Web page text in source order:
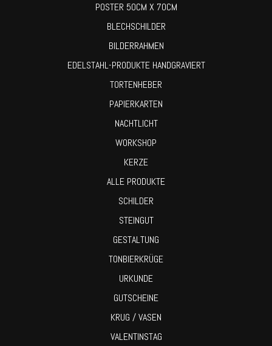
POSTER 50CM X 70CM
BLECHSCHILDER
BILDERRAHMEN
EDELSTAHL-PRODUKTE HANDGRAVIERT
TORTENHEBER
PAPIERKARTEN
NACHTLICHT
WORKSHOP
KERZE
ALLE PRODUKTE
SCHILDER
STEINGUT
GESTALTUNG
TONBIERKRÜGE
URKUNDE
GUTSCHEINE
KRUG / VASEN
VALENTINSTAG